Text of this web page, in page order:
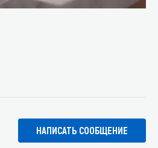
НАПИСАТЬ СООБЩЕНИЕ